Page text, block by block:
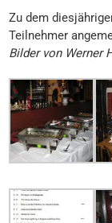
Zu dem
Teilnehmer
Bilder von Werner